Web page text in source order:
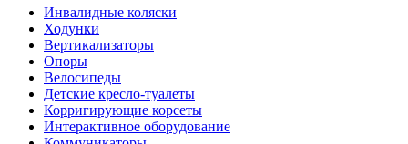
Инвалидные коляски
Ходунки
Вертикализаторы
Опоры
Велосипеды
Детские кресло-туалеты
Корригирующие корсеты
Интерактивное оборудование